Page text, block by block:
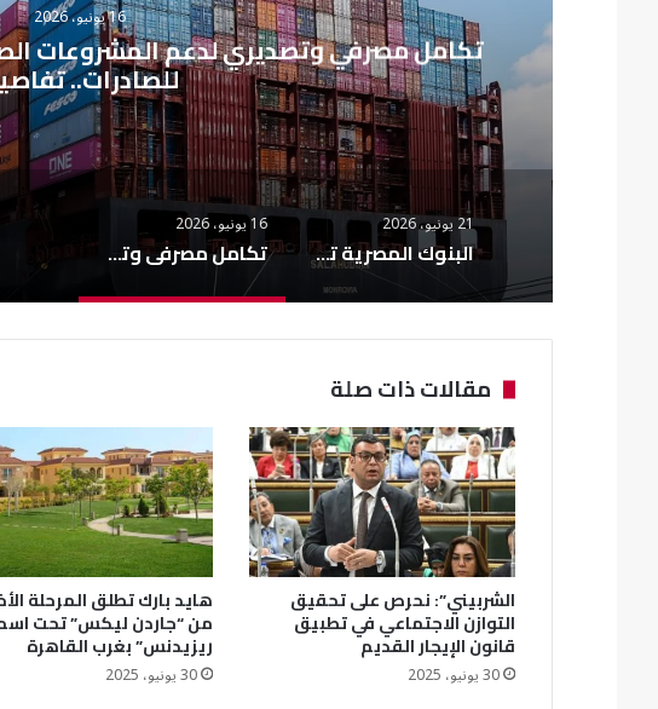
16 يونيو، 2026
تكامل مصرفي وتصديري لدعم المشروعات
للصادرات..
21 يونيو، 2026
البنوك المصرية تعتمد معيار ISO 20022 الدولي في التحويلات المالية
16 يونيو، 2026
تكامل مصرفي وتصديري لدعم المشروعات الصغيرة وزيادة القدرة التنافسية للصادرات.. تفاصيل
مقالات ذات صلة
الشربيني”: نحرص على تحقيق
التوازن الاجتماعي في تطبيق
قانون الإيجار القديم
30 يونيو، 2025
هايد بارك تطلق المرحلة
من “جاردن ليكس” تحت اسم
ريزيدنس” بغرب القاهرة
30 يونيو، 2025